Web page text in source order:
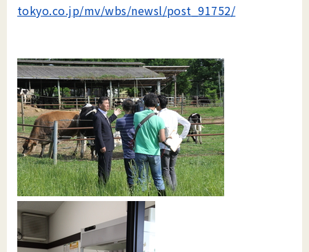
tokyo.co.jp/mv/wbs/newsl/post_91752/